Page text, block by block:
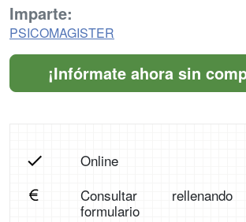
Imparte:
PSICOMAGISTER
¡Infórmate ahora sin
Online
Consultar
formulario